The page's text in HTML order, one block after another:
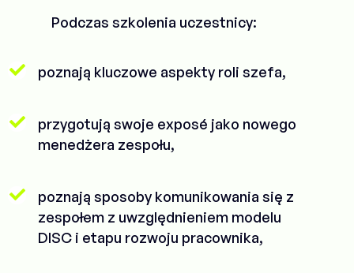
Podczas szkolenia uczestnicy:
poznają kluczowe aspekty roli szefa,
przygotują swoje exposé jako nowego
menedżera zespołu,
poznają sposoby komunikowania się z
zespołem z uwzględnieniem modelu
DISC i etapu rozwoju pracownika,